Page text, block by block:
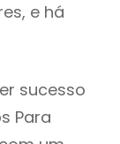
e há
sucesso
Para